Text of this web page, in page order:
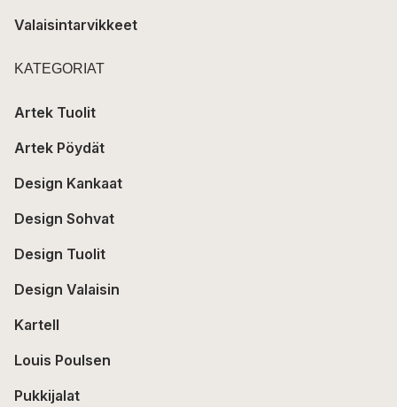
Valaisintarvikkeet
KATEGORIAT
Artek Tuolit
Artek Pöydät
Design Kankaat
Design Sohvat
Design Tuolit
Design Valaisin
Kartell
Louis Poulsen
Pukkijalat